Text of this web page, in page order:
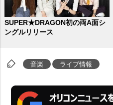
SUPER★DRAGON初の両A面シ
ングルリリース
音楽 ライブ情報